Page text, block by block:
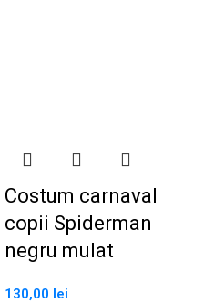
Costum carnaval
copii Spiderman
negru mulat
130,00 lei